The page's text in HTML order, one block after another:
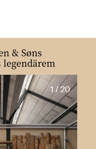
& Søns
1 / 20